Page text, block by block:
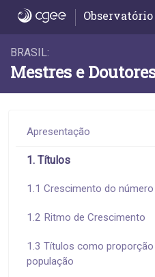
6.1 Remuneração
Observatório
BRASIL:
Mestres e
Apresentação
1. Títulos
1.1 Crescimento do
1.2 Ritmo de Crescimento
1.3 Títulos como
população